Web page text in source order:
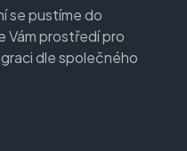
se pustíme do
Vám prostředí pro
dle společného